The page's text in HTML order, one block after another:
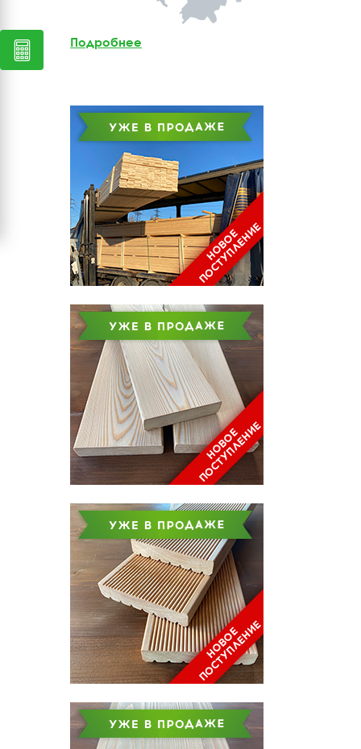
Мебельный щит из
Подробнее